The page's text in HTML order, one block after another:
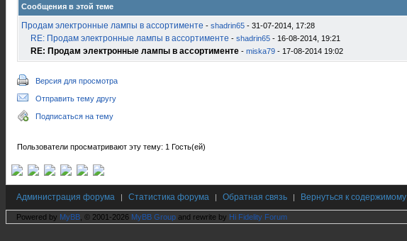
Сообщения в этой теме
Продам электронные лампы в ассортименте - shadrin65 - 31-07-2014, 17:28
RE: Продам электронные лампы в ассортименте - shadrin65 - 16-08-2014, 19:21
RE: Продам электронные лампы в ассортименте - miska79 - 17-08-2014 19:02
Версия для просмотра
Отправить тему другу
Подписаться на тему
Пользователи просматривают эту тему: 1 Гость(ей)
Администрация форума | Статистика форума | Обратная связь | Вернуться к содержимому
Powered by MyBB , © 2001-2026 MyBB Group and rewrite by Hi Fidelity Forum